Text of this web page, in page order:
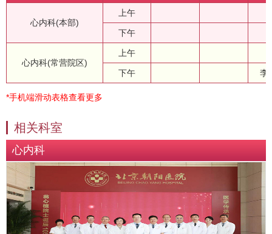
心内科(本部)
上午
下午
心内科(常营院区)
上午
下午 李
*手机端滑动表格查看更多
相关科室
心内科